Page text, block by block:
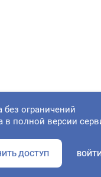
компании
без ограничений
в полной версии
ДОСТУП